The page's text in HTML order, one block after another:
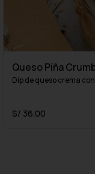
Queso Piña
Dip de queso crema
S/ 36.00